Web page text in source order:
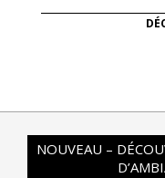
NOUVEAU –